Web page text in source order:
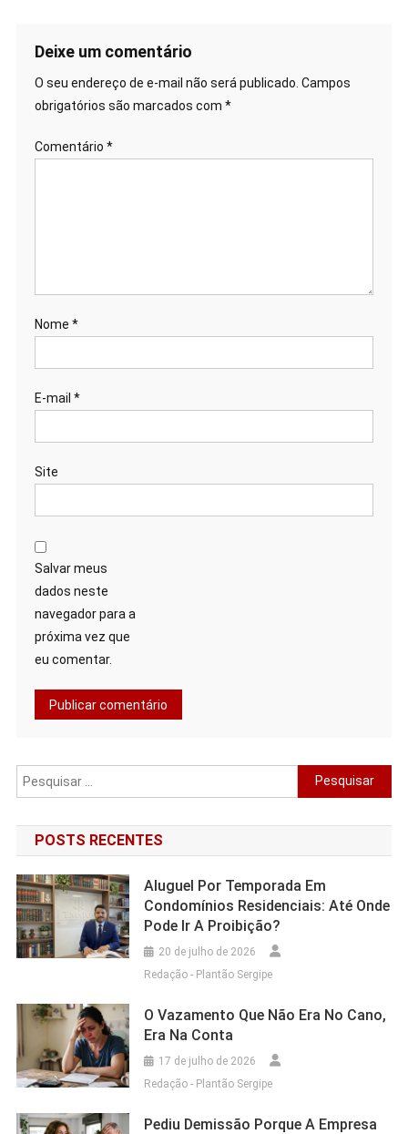
Post
Deixe um comentário
O seu endereço de e-mail não será publicado. Campos
obrigatórios são marcados com *
Comentário *
Nome *
E-mail *
Site
Salvar meus
dados neste
navegador para a
próxima vez que
eu comentar.
Pesquisar
por:
POSTS RECENTES
Aluguel Por Temporada Em
Condomínios Residenciais: Até Onde
Pode Ir A Proibição?
20 de julho de 2026
Redação - Plantão Sergipe
O Vazamento Que Não Era No Cano,
Era Na Conta
17 de julho de 2026
Redação - Plantão Sergipe
Pediu Demissão Porque A Empresa